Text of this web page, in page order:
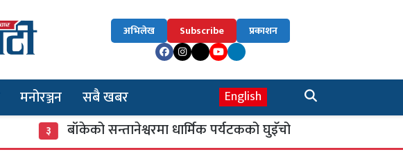
अभिलेख Subscribe प्रकाशन
मनोरञ्जन सबै खबर English
बाँकेको सन्तानेश्वरमा धार्मिक पर्यटकको घुइँचो